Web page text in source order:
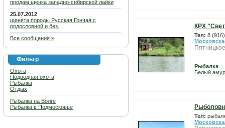
продам щенка западно-сибирской лайки
25.07.2012
щенята породы Русская Гончая с
родословной и без.
Все сообщения »
Фильтр
Охота
Подводная охота
Рыбалка
Отдых
Рыбалка на Волге
Рыбалка в Подмосковье
КРХ
Тел: 8
Рыбалка
Белый амур
Тел: